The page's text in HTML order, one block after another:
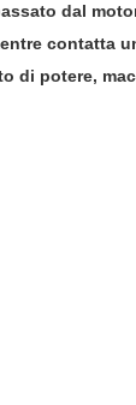
dal
contatta
di potere,